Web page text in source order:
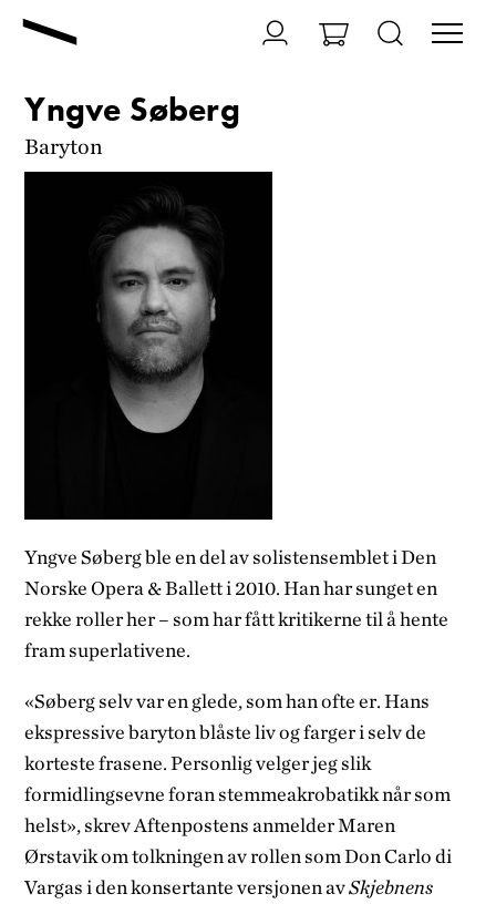
Yngve Søberg
Baryton
Yngve Søberg ble en del av solistensemblet i Den
Norske Opera & Ballett i 2010. Han har sunget en
rekke roller her – som har fått kritikerne til å hente
fram superlativene.
«Søberg selv var en glede, som han ofte er. Hans
ekspressive baryton blåste liv og farger i selv de
korteste frasene. Personlig velger jeg slik
formidlingsevne foran stemmeakrobatikk når som
helst», skrev Aftenpostens anmelder Maren
Ørstavik om tolkningen av rollen som Don Carlo di
Vargas i den konsertante versjonen avSkjebnens